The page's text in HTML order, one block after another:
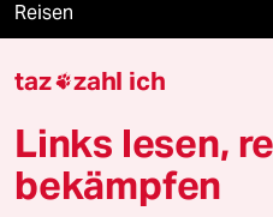
Reisen
Kantine
Shop
Anzeigen
taz zahl ich
Links lesen,
bekämpfen